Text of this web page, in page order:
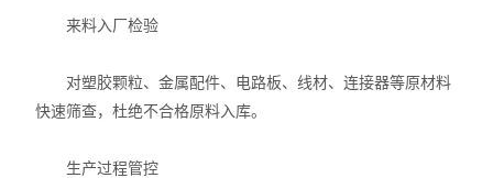
来料入厂检验
对塑胶颗粒、金属配件、电路板、线材、连接器等原材料
快速筛查，杜绝不合格原料入库。
生产过程管控